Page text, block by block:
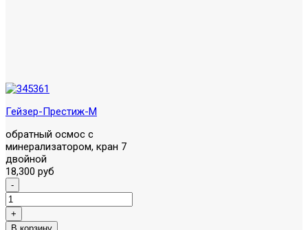
Гейзер-Престиж-M
обратный осмос с
минерализатором, кран 7
двойной
18,300 руб